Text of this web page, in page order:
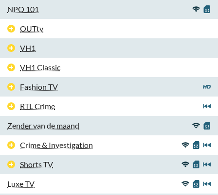
NPO 101
OUTtv
VH1
VH1 Classic
Fashion TV
RTL Crime
Zender van de maand
Crime & Investigation
Shorts TV
Luxe TV